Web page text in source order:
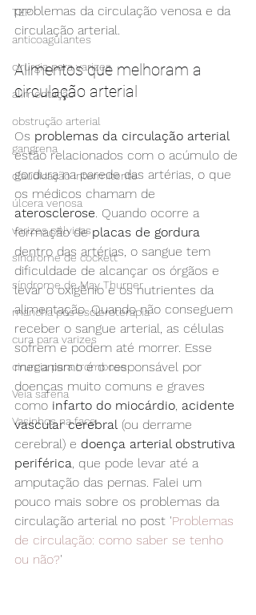
TEP
anticoagulantes
cirurgia para varizes
alimentação
obstrução arterial
gangrena
claudicação intermitente
úlcera venosa
varizes pélvicas
síndrome de cockett
síndrome de May Thurner
mancha pós escleroterapia
cura para varizes
cirurgia para trombose
Veia safena
Vasinhos na face
problemas da circulação venosa e da
circulação arterial.
Alimentos que melhoram a
circulação arterial
Os problemas da circulação arterial
estão relacionados com o acúmulo de
gordura na parede das artérias, o que
os médicos chamam de
aterosclerose. Quando ocorre a
formação de placas de gordura
dentro das artérias, o sangue tem
dificuldade de alcançar os órgãos e
levar o oxigênio e os nutrientes da
alimentação. Quando não conseguem
receber o sangue arterial, as células
sofrem e podem até morrer. Esse
mecanismo é o responsável por
doenças muito comuns e graves
como infarto do miocárdio, acidente
vascular cerebral (ou derrame
cerebral) e doença arterial obstrutiva
periférica, que pode levar até a
amputação das pernas. Falei um
pouco mais sobre os problemas da
circulação arterial no post 'Problemas
de circulação: como saber se tenho
ou não?'